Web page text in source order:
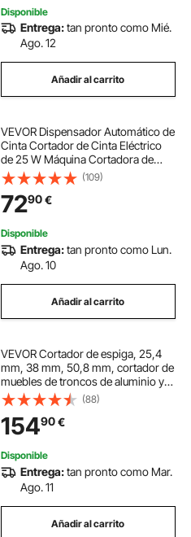
Disponible
Entrega:tan pronto como Mié.
Ago. 12
Añadir al carrito
VEVOR Dispensador Automático de
Cinta Cortador de Cinta Eléctrico
de 25 W Máquina Cortadora de
Cinta Ancho de Cinta 6-60 mm
Longitud de Cinta 5-999 mm para
Industrias, Oficinas, Hogares,
Tiendas
(109)
7290€
Disponible
Entrega:tan pronto como Lun.
Ago. 10
Añadir al carrito
VEVOR Cortador de espiga, 25,4
mm, 38 mm, 50,8 mm, cortador de
muebles de troncos de aluminio y
acero de primera calidad, con
cuchillas rectas dobles y tornillos
de botón, kit maestro par
(88)
15490€
Disponible
Entrega:tan pronto como Mar.
Ago. 11
Añadir al carrito